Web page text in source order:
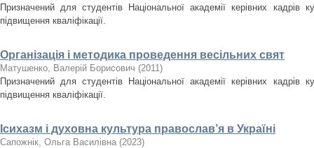
Призначений для студентів Національної академії керівних кадрів
підвищення кваліфікації.
Організація і методика проведення весільних свят
Матушенко, Валерій Борисович (2011)
Призначений для студентів Національної академії керівних кадрів
підвищення кваліфікації.
Ісихазм і духовна культура православ’я в Україні
Сапожнік, Ольга Василівна (2023)